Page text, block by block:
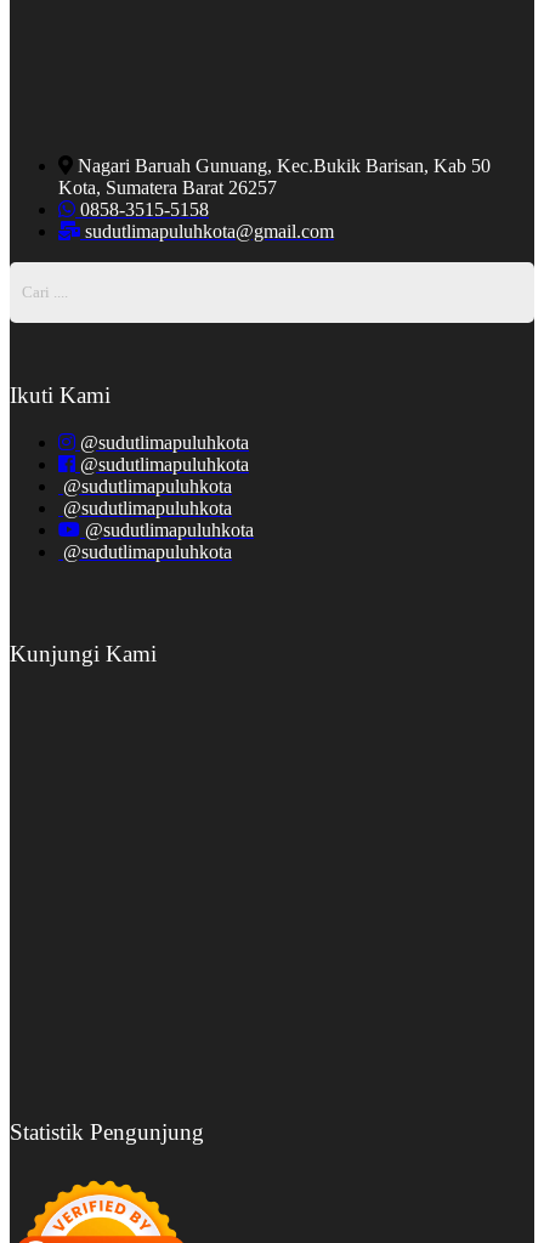
Nagari Baruah Gunuang, Kec.Bukik Barisan, Kab 50
Kota, Sumatera Barat 26257
0858-3515-5158
sudutlimapuluhkota@gmail.com
Ikuti Kami
@sudutlimapuluhkota
@sudutlimapuluhkota
@sudutlimapuluhkota
@sudutlimapuluhkota
@sudutlimapuluhkota
@sudutlimapuluhkota
Kunjungi Kami
Statistik Pengunjung